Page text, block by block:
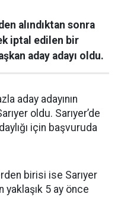
alındıktan sonra
iptal edilen bir
aday adayı oldu.
aday adayının
oldu. Sarıyer’de
için başvuruda
birisi ise Sarıyer
yaklaşık 5 ay önce